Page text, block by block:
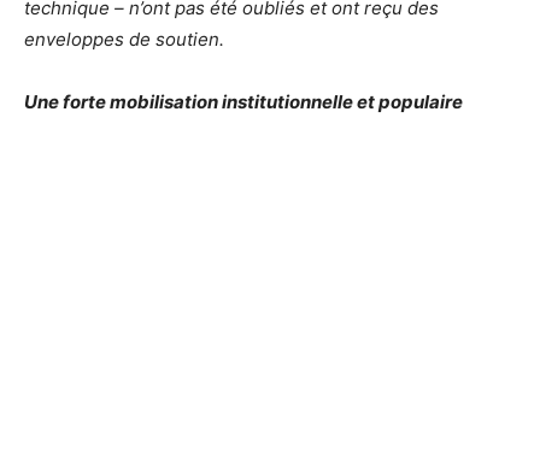
technique – n’ont pas été oubliés et ont reçu des
enveloppes de soutien.
Une forte mobilisation institutionnelle et populaire